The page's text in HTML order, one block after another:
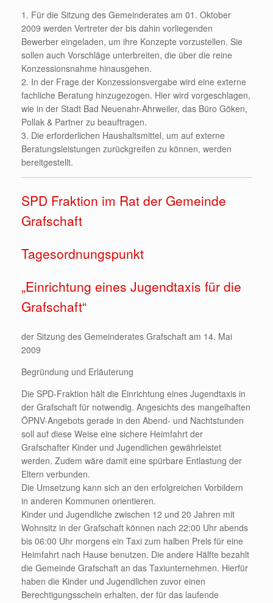
1. Für die Sitzung des Gemeinderates am 01. Oktober
2009 werden Vertreter der bis dahin vorliegenden
Bewerber eingeladen, um ihre Konzepte vorzustellen. Sie
sollen auch Vorschläge unterbreiten, die über die reine
Konzessionsnahme hinausgehen.
2. In der Frage der Konzessionsvergabe wird eine externe
fachliche Beratung hinzugezogen. Hier wird vorgeschlagen,
wie in der Stadt Bad Neuenahr-Ahrweiler, das Büro Göken,
Pollak & Partner zu beauftragen.
3. Die erforderlichen Haushaltsmittel, um auf externe
Beratungsleistungen zurückgreifen zu können, werden
bereitgestellt.
SPD Fraktion im Rat der Gemeinde
Grafschaft
Tagesordnungspunkt
„Einrichtung eines Jugendtaxis für die
Grafschaft“
der Sitzung des Gemeinderates Grafschaft am 14. Mai
2009
Begründung und Erläuterung
Die SPD-Fraktion hält die Einrichtung eines Jugendtaxis in
der Grafschaft für notwendig. Angesichts des mangelhaften
ÖPNV-Angebots gerade in den Abend- und Nachtstunden
soll auf diese Weise eine sichere Heimfahrt der
Grafschafter Kinder und Jugendlichen gewährleistet
werden. Zudem wäre damit eine spürbare Entlastung der
Eltern verbunden.
Die Umsetzung kann sich an den erfolgreichen Vorbildern
in anderen Kommunen orientieren.
Kinder und Jugendliche zwischen 12 und 20 Jahren mit
Wohnsitz in der Grafschaft können nach 22:00 Uhr abends
bis 06:00 Uhr morgens ein Taxi zum halben Preis für eine
Heimfahrt nach Hause benutzen. Die andere Hälfte bezahlt
die Gemeinde Grafschaft an das Taxiunternehmen. Hierfür
haben die Kinder und Jugendlichen zuvor einen
Berechtigungsschein erhalten, der für das laufende